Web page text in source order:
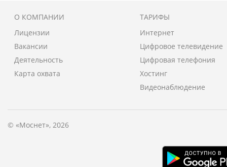
О КОМПАНИИ
Лицензии
Вакансии
Деятельность
Карта охвата
ТАРИФЫ
Интернет
Цифровое телевидение
Цифровая телефония
Хостинг
Видеонаблюдение
© «Моснет», 2026